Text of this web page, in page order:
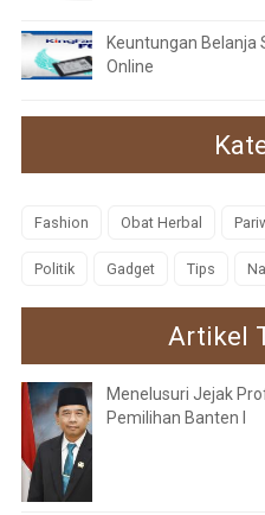
Keuntungan Belanja
Online
Fashion Obat Herbal
Politik Gadget Tips
Artikel
Menelusuri Jejak
Pemilihan Banten I